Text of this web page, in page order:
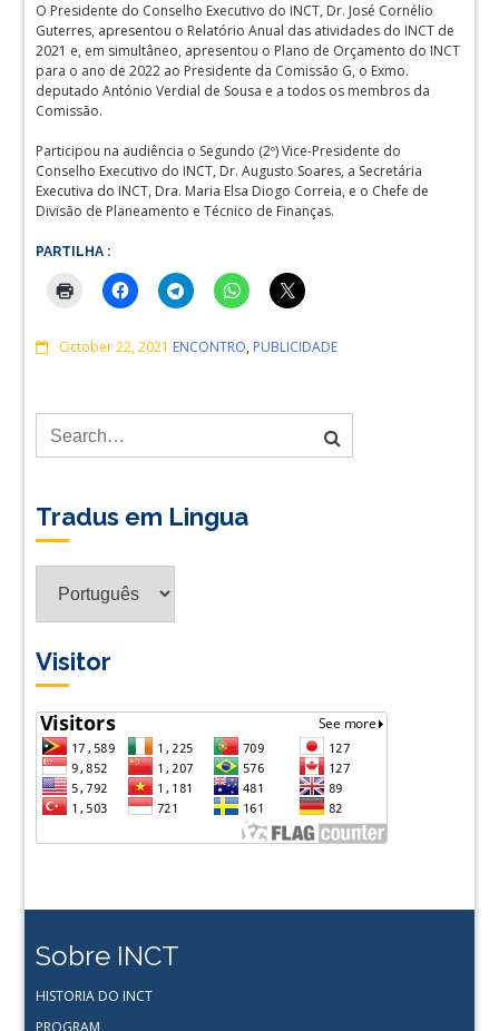
O Presidente do Conselho Executivo do INCT, Dr. José Cornélio
Guterres, apresentou o Relatório Anual das atividades do INCT de
2021 e, em simultâneo, apresentou o Plano de Orçamento do INCT
para o ano de 2022 ao Presidente da Comissão G, o Exmo.
deputado António Verdial de Sousa e a todos os membros da
Comissão.
Participou na audiência o Segundo (2º) Vice-Presidente do
Conselho Executivo do INCT, Dr. Augusto Soares, a Secretária
Executiva do INCT, Dra. Maria Elsa Diogo Correia, e o Chefe de
Divisão de Planeamento e Técnico de Finanças.
PARTILHA :
October 22, 2021 Comments
ENCONTRO, PUBLICIDADE
Tradus em Lingua
Visitor
Sobre INCT
HISTORIA DO INCT
PROGRAM